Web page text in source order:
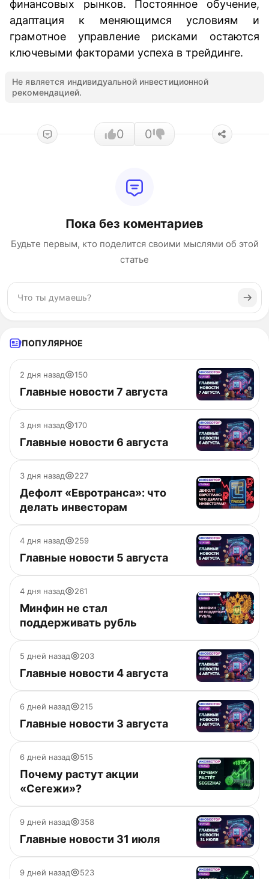
финансовых рынков. Постоянное обучение,
адаптация к меняющимся условиям и
грамотное управление рисками остаются
ключевыми факторами успеха в трейдинге.
Не является индивидуальной инвестиционной
рекомендацией.
0 0
Пока без коментариев
Будьте первым, кто поделится своими мыслями об этой
статье
ПОПУЛЯРНОЕ
2 дня назад 150
Главные новости 7 августа
3 дня назад 170
Главные новости 6 августа
3 дня назад 227
Дефолт «Евротранса»: что
делать инвесторам
4 дня назад 259
Главные новости 5 августа
4 дня назад 261
Минфин не стал
поддерживать рубль
5 дней назад 203
Главные новости 4 августа
6 дней назад 215
Главные новости 3 августа
6 дней назад 515
Почему растут акции
«Сегежи»?
9 дней назад 358
Главные новости 31 июля
9 дней назад 523